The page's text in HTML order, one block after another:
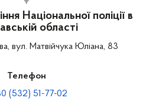
Національної поліції в
області
вул. Матвійчука Юліана, 83
Телефон
(532) 51-77-02